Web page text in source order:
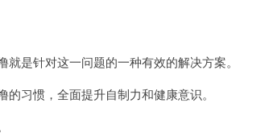
是针对这一问题的一种有效的解决方案。
习惯，全面提升自制力和健康意识。